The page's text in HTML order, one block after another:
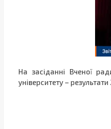
На засіданні Вченої
університету –